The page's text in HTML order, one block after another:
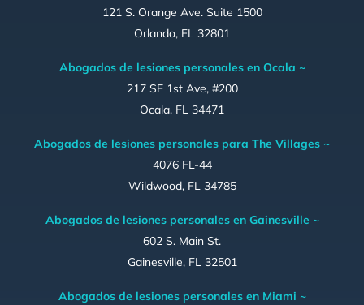
121 S. Orange Ave. Suite 1500
Orlando, FL 32801
Abogados de lesiones personales en Ocala ~
217 SE 1st Ave, #200
Ocala, FL 34471
Abogados de lesiones personales para The Villages ~
4076 FL-44
Wildwood, FL 34785
Abogados de lesiones personales en Gainesville ~
602 S. Main St.
Gainesville, FL 32501
Abogados de lesiones personales en Miami ~